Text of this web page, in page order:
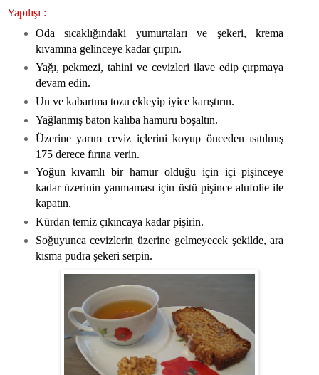
Yapılışı :
Oda sıcaklığındaki yumurtaları ve şekeri, krema
kıvamına gelinceye kadar çırpın.
Yağı, pekmezi, tahini ve cevizleri ilave edip çırpmaya
devam edin.
Un ve kabartma tozu ekleyip iyice karıştırın.
Yağlanmış baton kalıba hamuru boşaltın.
Üzerine yarım ceviz içlerini koyup önceden ısıtılmış
175 derece fırına verin.
Yoğun kıvamlı bir hamur olduğu için içi pişinceye
kadar üzerinin yanmaması için üstü pişince alufolie ile
kapatın.
Kürdan temiz çıkıncaya kadar pişirin.
Soğuyunca cevizlerin üzerine gelmeyecek şekilde, ara
kısma pudra şekeri serpin.